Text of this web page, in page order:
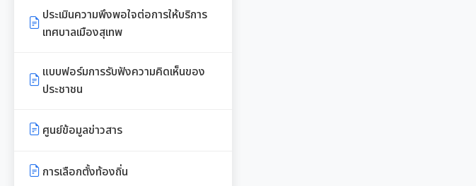
สาธารณสุขและสิ่งแวดล้อม
สังคม
เอกสารดาวน์โหลด: กองคลัง
เอกสารดาวน์โหลด: กองสวัสดิการ
และสิ่งแวดล้อม
พรบ./กฎหมาย เอกสาร
ประชาสัมพันธ์
แบบบัญชีรายการที่ดินและสิ่งปลูก
ภ.ด.ส.4
บัญชีราคาประเมินทุนทรัพย์ที่ดินสิ่ง
ประเมินความพึงพอใจต่อการให้บริการ
เทศบาลเมืองสุเทพ
แบบฟอร์มการรับฟังความคิดเห็นของ
ประชาชน
ศูนย์ข้อมูลข่าวสาร
การเลือกตั้งท้องถิ่น